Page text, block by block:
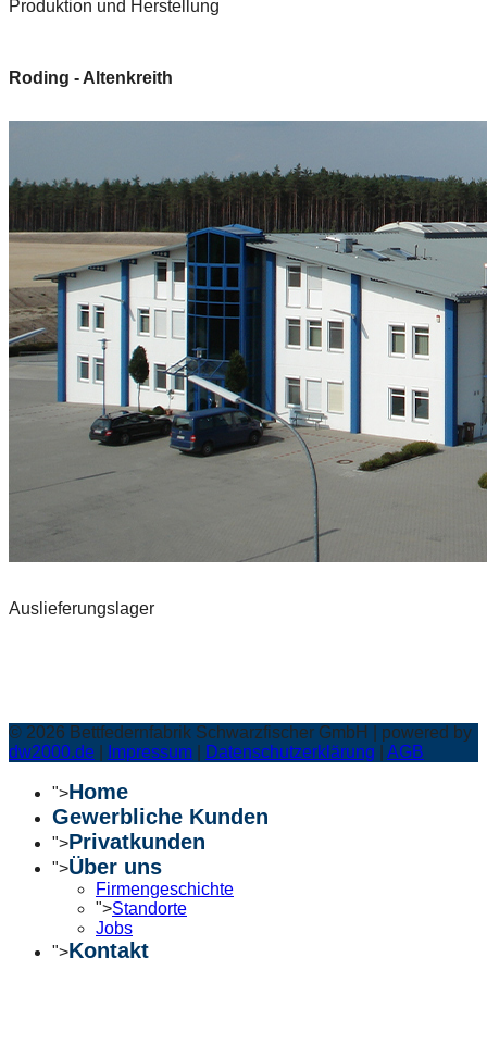
Produktion und Herstellung
Roding - Altenkreith
Auslieferungslager
© 2026 Bettfedernfabrik Schwarzfischer GmbH | powered by
dw2000.de
Impressum Datenschutzerklärung AGB
">Home
Gewerbliche Kunden
">Privatkunden
">Über uns
Firmengeschichte
">Standorte
Jobs
">Kontakt